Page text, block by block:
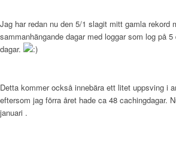
Jag har redan nu den 5/1 slagit mitt gamla rekord
sammanhängande dagar med loggar som log på
dagar.
Detta kommer också innebära ett litet uppsving i
eftersom jag förra året hade ca 48 cachingdagar.
januari .